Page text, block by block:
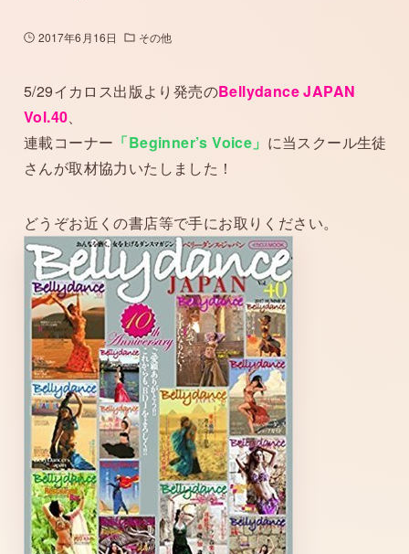
2017年6月16日 その他
5/29イカロス出版より発売のBellydance JAPAN
Vol.40
連載コーナー 「Beginner’s Voice」 に当スクール生徒
さんが取材協力いたしました！
どうぞお近くの書店等で手にお取りください。